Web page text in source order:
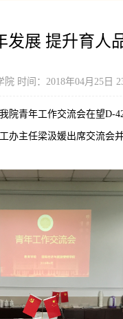
发展 提升育人
时间：2018年04月25日
院青年工作交流会在望D-
办主任梁汲媛出席交流会